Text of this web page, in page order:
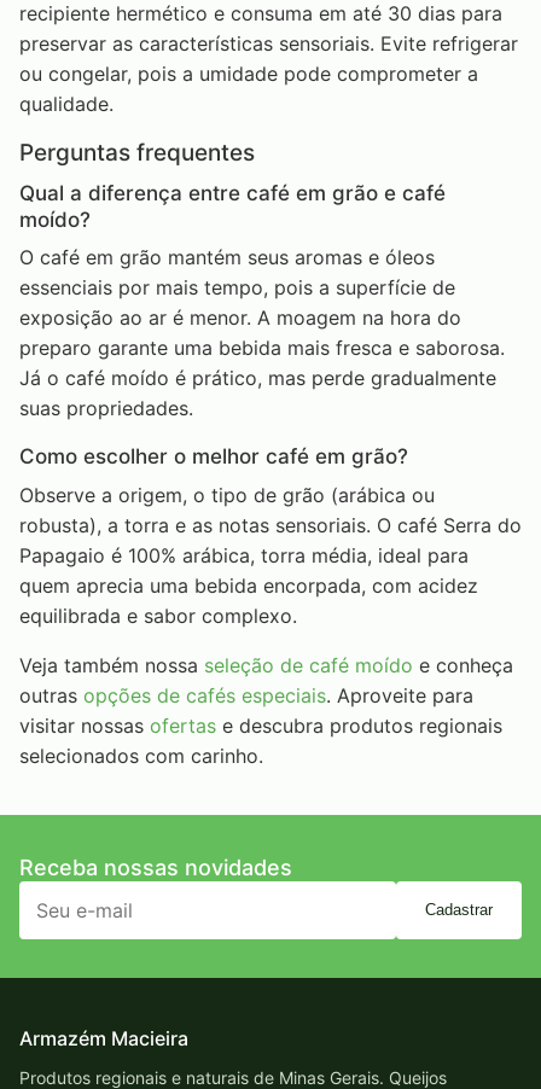
recipiente hermético e consuma em até 30 dias para
preservar as características sensoriais. Evite refrigerar
ou congelar, pois a umidade pode comprometer a
qualidade.
Perguntas frequentes
Qual a diferença entre café em grão e café
moído?
O café em grão mantém seus aromas e óleos
essenciais por mais tempo, pois a superfície de
exposição ao ar é menor. A moagem na hora do
preparo garante uma bebida mais fresca e saborosa.
Já o café moído é prático, mas perde gradualmente
suas propriedades.
Como escolher o melhor café em grão?
Observe a origem, o tipo de grão (arábica ou
robusta), a torra e as notas sensoriais. O café Serra do
Papagaio é 100% arábica, torra média, ideal para
quem aprecia uma bebida encorpada, com acidez
equilibrada e sabor complexo.
Veja também nossa seleção de café moído e conheça
outras opções de cafés especiais. Aproveite para
visitar nossas ofertas e descubra produtos regionais
selecionados com carinho.
Receba nossas novidades
Cadastrar
Armazém Macieira
Produtos regionais e naturais de Minas Gerais. Queijos